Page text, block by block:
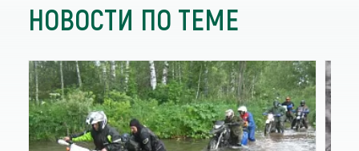
НОВОСТИ ПО ТЕМЕ